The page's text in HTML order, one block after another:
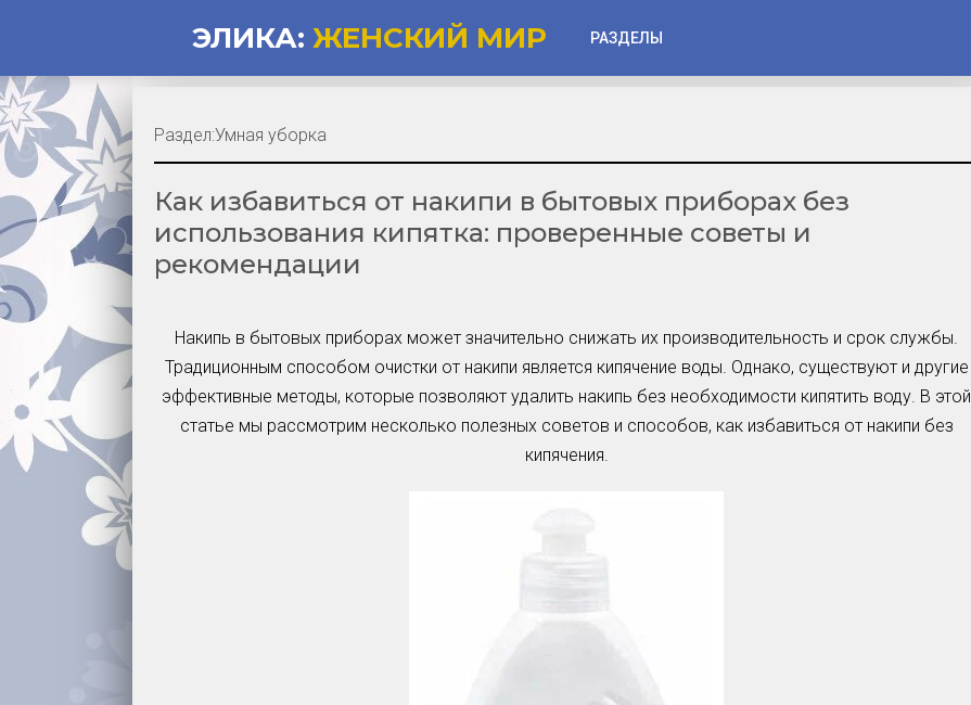
ЭЛИКА: ЖЕНСКИЙ МИР РАЗДЕЛЫ
Губы
Лицо
Советы новичкам
Шоу-Бизнес и Гламур
Актёры, Певцы, Звёзды
Как избавиться от накипи в бытовых приборах без
использования кипятка: проверенные советы и
рекомендации
Накипь в бытовых приборах может значительно снижать их производительность и срок службы.
Традиционным способом очистки от накипи является кипячение воды. Однако, существуют и другие
эффективные методы, которые позволяют удалить накипь без необходимости кипятить воду. В этой
статье мы рассмотрим несколько полезных советов и способов, как избавиться от накипи без
кипячения.
Раздел:Умная уборка